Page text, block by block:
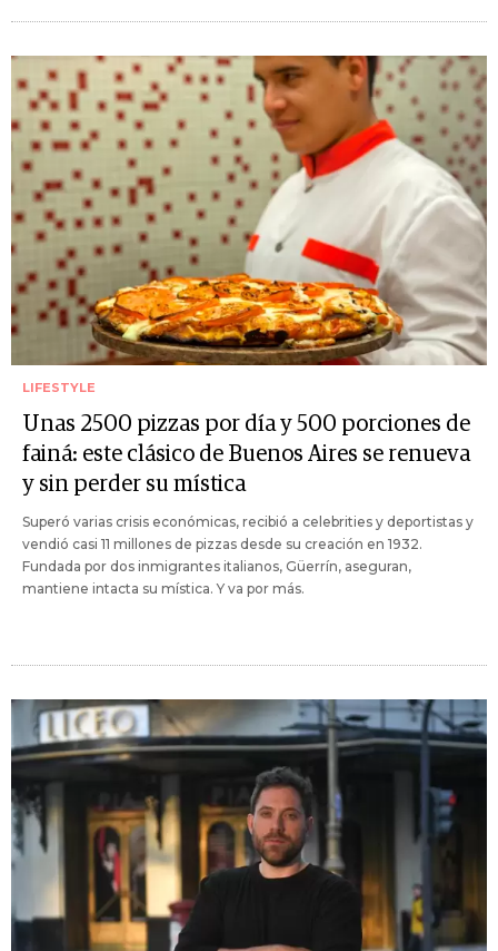
LIFESTYLE
Unas 2500 pizzas por día y 500 porciones de
fainá: este clásico de Buenos Aires se renueva
y sin perder su mística
Superó varias crisis económicas, recibió a celebrities y deportistas y
vendió casi 11 millones de pizzas desde su creación en 1932.
Fundada por dos inmigrantes italianos, Güerrín, aseguran,
mantiene intacta su mística. Y va por más.